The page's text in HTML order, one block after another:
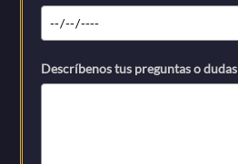
Descríbenos tus preguntas o dudas